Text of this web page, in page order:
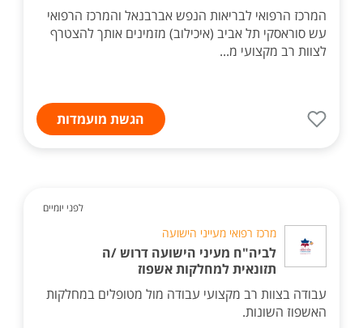
המרכז הרפואי לבריאות הנפש אברבנאל והמרכז הרפואי
עש סוראסקי תל אביב (איכילוב) מזמינים אותך להצטרף
לצוות רב מקצועי מ...
הגשת מועמדות
לפני יומיים
מרכז רפואי מעייני הישועה
לביה"ח מעיני הישועה דרוש /ה
תזונאית למחלקות אשפוז
עבודה בצוות רב מקצועי עבודה מול מטופלים במחלקות
האשפוז השונות.